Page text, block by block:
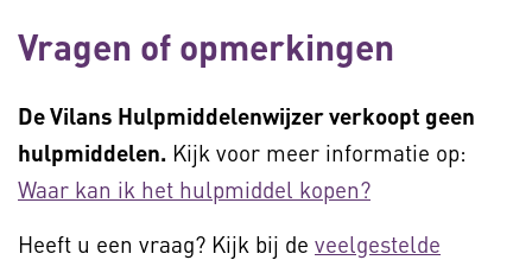
Vragen of opmerkingen
De Vilans Hulpmiddelenwijzer verkoopt geen
hulpmiddelen. Kijk voor meer informatie op:
Waar kan ik het hulpmiddel kopen?
Heeft u een vraag? Kijk bij de veelgestelde